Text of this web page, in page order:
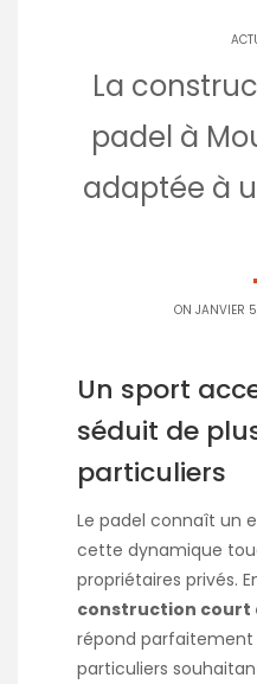
La
padel à
adaptée à
ON JANVIER
Un sport
séduit de
particuliers
Le padel connaît un
cette dynamique
propriétaires privés.
construction court
répond
particuliers